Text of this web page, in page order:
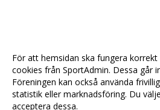
För att hemsidan ska fungera
cookies från SportAdmin. Dessa går
Föreningen kan också använda
statistik eller marknadsföring. Du
acceptera dessa.